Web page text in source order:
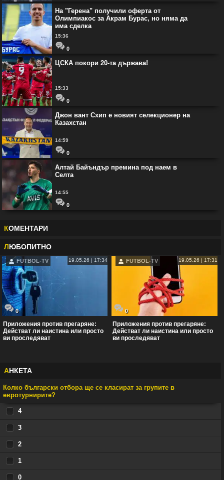
На "Герена" получили оферта от
Олимпиакос за Акрам Бурас, но няма да
има сделка
15:36
0
ЦСКА покори 20-та държава!
15:33
0
Джон вант Схип е новият селекционер на
Казахстан
14:59
0
Алтай Байъндър премина под наем в
Селта
14:55
0
КОМЕНТАРИ
ЛЮБОПИТНО
FUTBOL-TV 19.05.26 | 17:34
0
Приложения против прегаряне:
Действат ли наистина или просто
ви проследяват
FUTBOL-TV 19.05.26 | 17:31
0
Приложения против прегаряне:
Действат ли наистина или просто
ви проследяват
АНКЕТА
Колко български отбора ще се класират за групите в
евротурнирите?
4
3
2
1
0